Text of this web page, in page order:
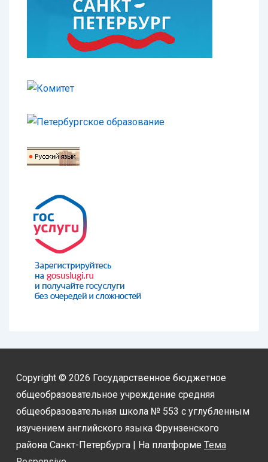
Copyright © 2026 Государственное бюджетное
общеобразовательное учреждение средняя
общеобразовательная школа № 553 с углубленным
изучением английского языка Фрунзенского
района Санкт-Петербурга | На платформе Тема